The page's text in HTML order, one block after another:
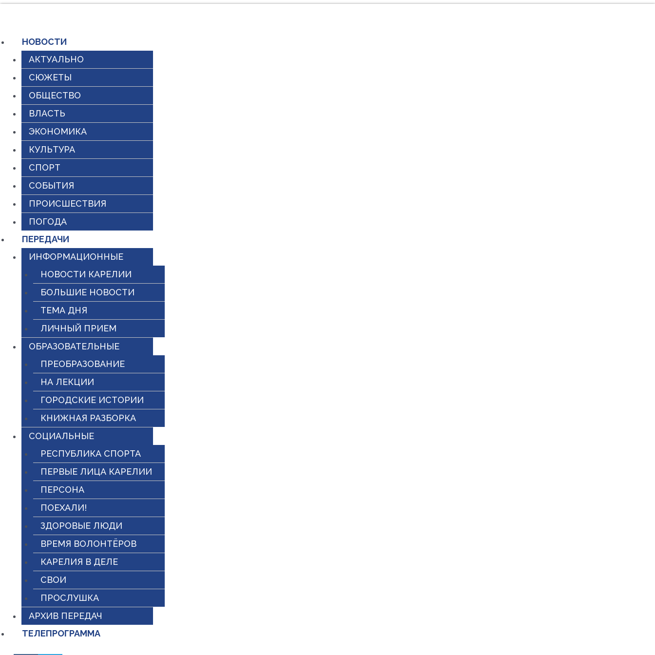
содержимому
НОВОСТИ
АКТУАЛЬНО
СЮЖЕТЫ
ОБЩЕСТВО
ВЛАСТЬ
ЭКОНОМИКА
КУЛЬТУРА
СПОРТ
СОБЫТИЯ
ПРОИСШЕСТВИЯ
ПОГОДА
ПЕРЕДАЧИ
ИНФОРМАЦИОННЫЕ
НОВОСТИ КАРЕЛИИ
БОЛЬШИЕ НОВОСТИ
ТЕМА ДНЯ
ЛИЧНЫЙ ПРИЕМ
ОБРАЗОВАТЕЛЬНЫЕ
ПРЕОБРАЗОВАНИЕ
НА ЛЕКЦИИ
ГОРОДСКИЕ ИСТОРИИ
КНИЖНАЯ РАЗБОРКА
СОЦИАЛЬНЫЕ
РЕСПУБЛИКА СПОРТА
ПЕРВЫЕ ЛИЦА КАРЕЛИИ
ПЕРСОНА
ПОЕХАЛИ!
ЗДОРОВЫЕ ЛЮДИ
ВРЕМЯ ВОЛОНТЁРОВ
КАРЕЛИЯ В ДЕЛЕ
СВОИ
ПРОСЛУШКА
АРХИВ ПЕРЕДАЧ
ТЕЛЕПРОГРАММА